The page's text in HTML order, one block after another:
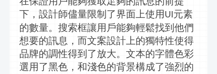
下，設計師儘量限制了界面上使用 UI元素
的數量。搜索框讓用戶能夠輕鬆找到他們
想要的訊息 ，而文案設計上的獨特性使得
品牌的調性得到了放大。文本的字體色彩
選用了黑色，和淺色的背景構成了強烈的